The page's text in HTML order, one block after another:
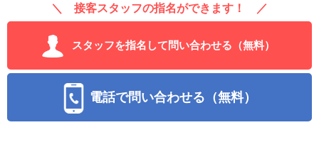
＼ 接客スタッフの指名ができます！ ／
スタッフを指名して問い合わせる（無料）
電話で問い合わせる（無料）